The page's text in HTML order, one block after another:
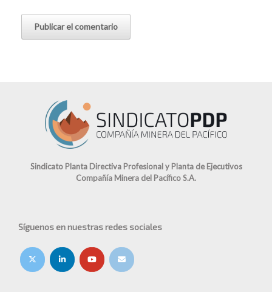
Sindicato Planta Directiva Profesional y Planta de Ejecutivos
Compañía Minera del Pacífico S.A.
Síguenos en nuestras redes sociales